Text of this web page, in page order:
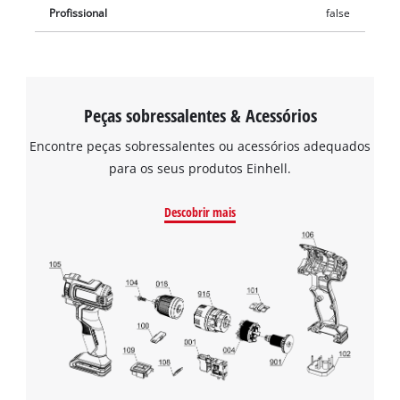
Profissional false
Peças sobressalentes & Acessórios
Encontre peças sobressalentes ou acessórios adequados
para os seus produtos Einhell.
Descobrir mais